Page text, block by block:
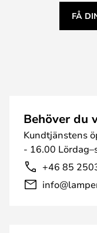
FÅ
Behöver du
Kundtjänstens
- 16.00
+46 85